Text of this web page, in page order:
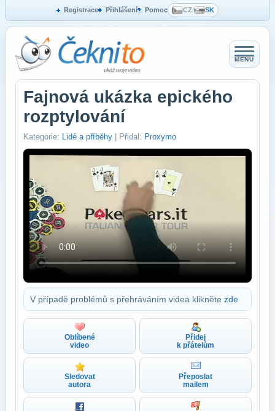
Registrace Přihlášení Pomoc CZ/ SK
MENU
Fajnová ukázka epického
rozptylování
Kategorie: Lidé a příběhy | Přidal: Proxymo
V případě problémů s přehráváním videa klikněte zde
Oblíbené
video
Přidej
k přátelům
Sledovat
autora
Přeposlat
mailem